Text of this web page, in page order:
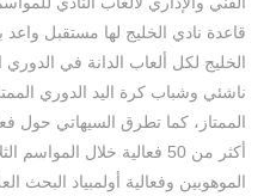
الخليج لكل ألعاب الدانة في
ناشئي وشباب كرة اليد الدوري
الممتاز، كما تطرق السيهاتي حول
أكثر من 50 فعالية خلال
الموهوبين وفعالية أولمبياد البحث